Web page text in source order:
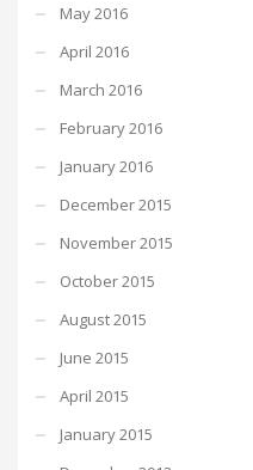
May 2016
April 2016
March 2016
February 2016
January 2016
December 2015
November 2015
October 2015
August 2015
June 2015
April 2015
January 2015